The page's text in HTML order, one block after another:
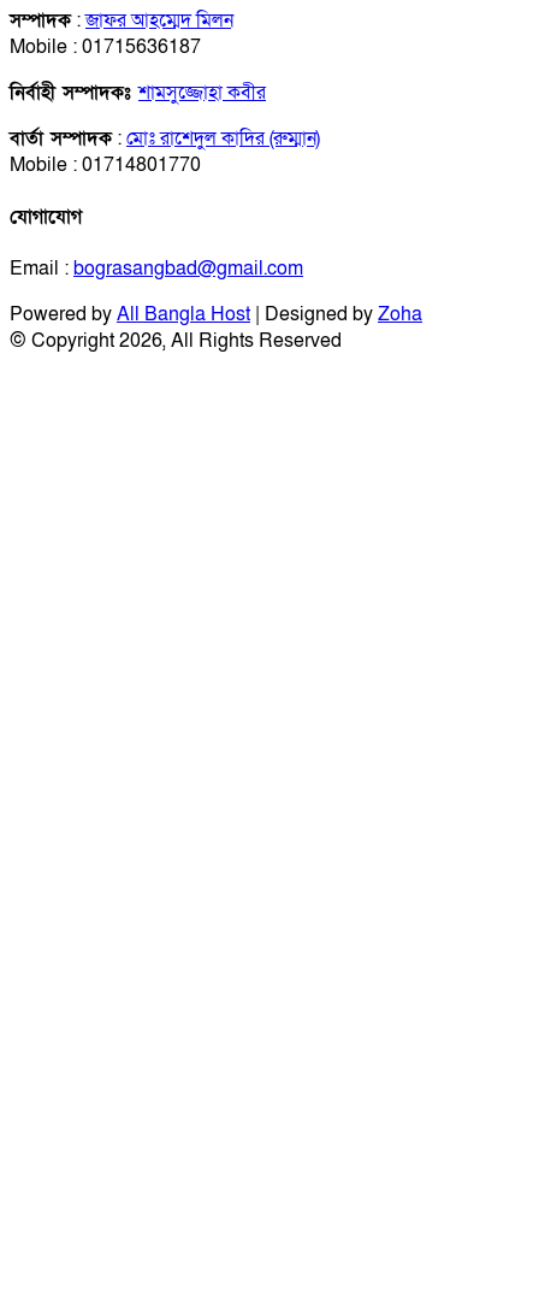
সম্পাদক:জাফর আহম্মেদ মিলন
Mobile : 01715636187
নির্বাহী সম্পাদকঃশামসুজ্জোহা কবীর
বার্তা সম্পাদক:মোঃ রাশেদুল কাদির (রুম্মান)
Mobile : 01714801770
যোগাযোগ
Email :bograsangbad@gmail.com
Powered byAll Bangla Host | Designed byZoha
© Copyright 2026, All Rights Reserved